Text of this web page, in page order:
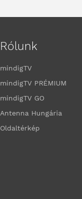
Rólunk
mindigTV
mindigTV PRÉMIUM
mindigTV GO
Antenna Hungária
Oldaltérkép